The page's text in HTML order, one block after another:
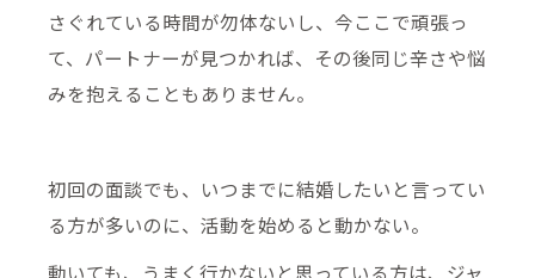
さぐれている時間が勿体ないし、今ここで頑張っ
て、パートナーが見つかれば、その後同じ辛さや悩
みを抱えることもありません。
初回の面談でも、いつまでに結婚したいと言ってい
る方が多いのに、活動を始めると動かない。
動いても、うまく行かないと思っている方は、ジャ